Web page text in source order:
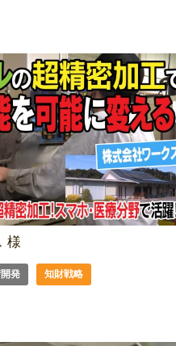
様
発 知財戦略